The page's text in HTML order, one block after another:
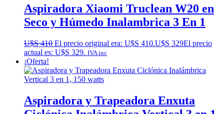
Aspiradora Xiaomi Truclean W20 en
Seco y Húmedo Inalambrica 3 En 1
U$S410 El precio original era: U$S 410.U$S 329El precio
actual es: U$S 329. IVA inc
¡Oferta!
Aspiradora y Trapeadora Enxuta